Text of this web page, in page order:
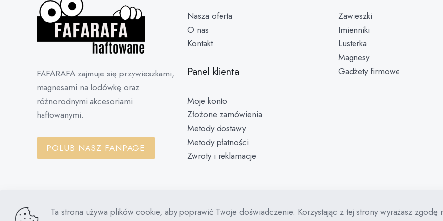
FAFARAFA zajmuje się przywieszkami,
magnesami na lodówkę oraz
różnorodnymi akcesoriami
haftowanymi.
POLUB NASZ FANPAGE
Nasza oferta
O nas
Kontakt
Panel klienta
Moje konto
Złożone zamówienia
Metody dostawy
Metody płatności
Zwroty i reklamacje
Zawieszki
Imienniki
Lusterka
Magnesy
Gadżety firmowe
Ta strona używa plików cookie, aby poprawić Twoje doświadczenie. Korzystając z tej strony wyrażasz zgodę